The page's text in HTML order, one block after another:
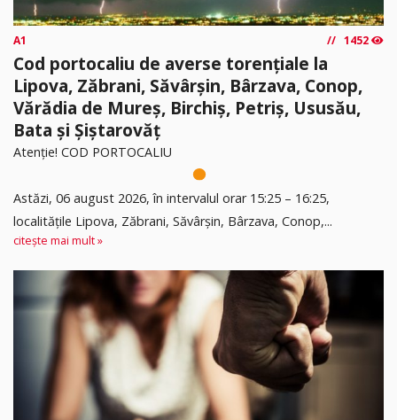
A1 1452
Cod portocaliu de averse torențiale la
Lipova, Zăbrani, Săvârșin, Bârzava, Conop,
Vărădia de Mureș, Birchiș, Petriș, Ususău,
Bata și Șiștarovăț
Atenție! COD PORTOCALIU
Astăzi, 06 august 2026, în intervalul orar 15:25 – 16:25,
localitățile Lipova, Zăbrani, Săvârșin, Bârzava, Conop,...
citește mai mult »